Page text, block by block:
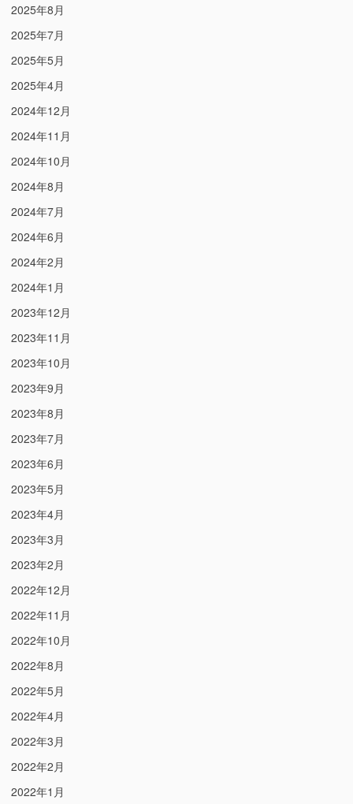
2025年8月
2025年7月
2025年5月
2025年4月
2024年12月
2024年11月
2024年10月
2024年8月
2024年7月
2024年6月
2024年2月
2024年1月
2023年12月
2023年11月
2023年10月
2023年9月
2023年8月
2023年7月
2023年6月
2023年5月
2023年4月
2023年3月
2023年2月
2022年12月
2022年11月
2022年10月
2022年8月
2022年5月
2022年4月
2022年3月
2022年2月
2022年1月